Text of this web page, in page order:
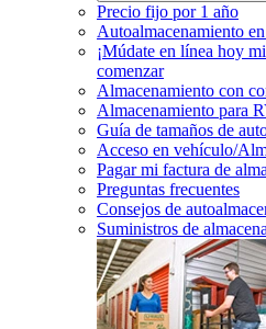
Precio fijo por 1 año
Autoalmacenamiento en
¡Múdate en línea hoy
comenzar
Almacenamiento con
Almacenamiento para
Guía de tamaños de
Acceso en vehículo/
Pagar mi factura de
Preguntas frecuentes
Consejos de
Suministros de